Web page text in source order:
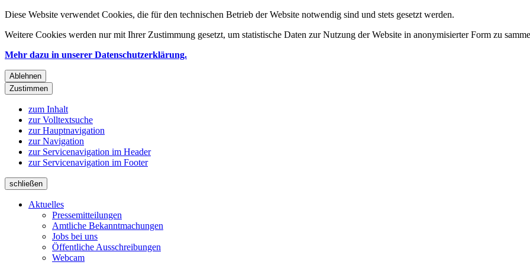
Diese Website verwendet Cookies, die für den technischen Betrieb der Website notwendig sind und stets gesetzt werden.
Weitere Cookies werden nur mit Ihrer Zustimmung gesetzt, um statistische Daten zur Nutzung der Website in anonymisierter Form zu
Mehr dazu in unserer Datenschutzerklärung.
Ablehnen
Zustimmen
zum Inhalt
zur Volltextsuche
zur Hauptnavigation
zur Navigation
zur Servicenavigation im Header
zur Servicenavigation im Footer
schließen
Aktuelles
Pressemitteilungen
Amtliche Bekanntmachungen
Jobs bei uns
Öffentliche Ausschreibungen
Webcam